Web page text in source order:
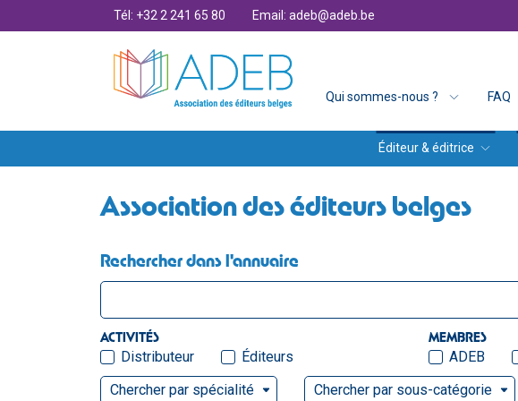
Tél: +32 2 241 65 80 Email: adeb@adeb.be
Qui sommes-nous ? FAQ
Éditeur & éditrice
Association des éditeurs belges
Rechercher dans l'annuaire
ACTIVITÉS
Distributeur Éditeurs
MEMBRES
ADEB
Chercher par spécialité
Chercher par sous-catégorie